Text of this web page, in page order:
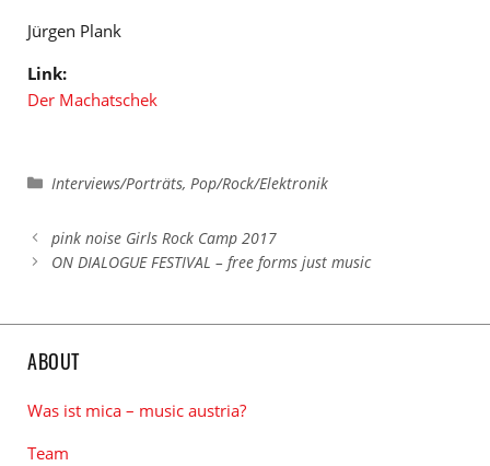
Jürgen Plank
Link:
Der Machatschek
Kategorien
Interviews/Porträts, Pop/Rock/Elektronik
pink noise Girls Rock Camp 2017
ON DIALOGUE FESTIVAL – free forms just music
ABOUT
Was ist mica – music austria?
Team